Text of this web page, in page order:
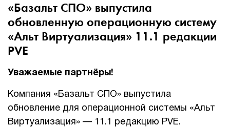
Стать Партнером
Партнерам
«Базальт СПО» выпустила
обновленную операционную систему
«Альт Виртуализация» 11.1 редакции
PVE
Уважаемые партнёры!
Компания «Базальт СПО» выпустила
обновление для операционной системы «Альт
Виртуализация» — 11.1 редакцию PVE.